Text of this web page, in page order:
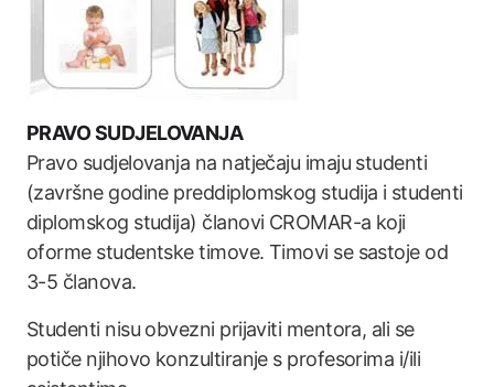
PRAVO SUDJELOVANJA
Pravo sudjelovanja na natječaju imaju studenti
(završne godine preddiplomskog studija i studenti
diplomskog studija) članovi CROMAR-a koji
oforme studentske timove. Timovi se sastoje od
3-5 članova.
Studenti nisu obvezni prijaviti mentora, ali se
potiče njihovo konzultiranje s profesorima i/ili